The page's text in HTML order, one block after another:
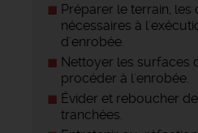
Préparer le terrain, les
nécessaires à
d'enrobée.
Nettoyer les surfaces
procéder à l'enrobée.
Évider et reboucher
tranchées.